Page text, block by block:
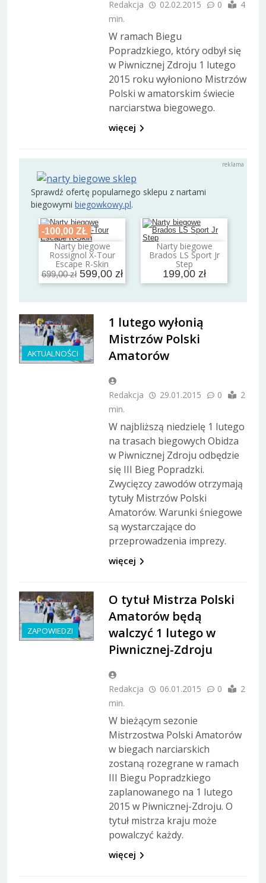
Redakcja 02.02.2015 0
4
min.
W ramach Biegu
Popradzkiego, który odbył się
w Piwnicznej Zdroju 1 lutego
2015 roku wyłoniono Mistrzów
Polski w amatorskim świecie
narciarstwa biegowego.
więcej
Sprawdź ofertę popularnego sklepu z nartami
biegowymi biegowkowy.pl.
-100,00 ZŁ
Narty biegowe
Rossignol X-Tour
Escape R-Skin
699,00 zł 599,00 zł
Dodaj do koszyka Narty biegowe
Brados LS Sport Jr
Step
199,00 zł
Dodaj do koszyka
AKTUALNOŚCI
1 lutego wyłonią
Mistrzów Polski
Amatorów
Redakcja 29.01.2015 0
2
min.
W najbliższą niedzielę 1 lutego
na trasach biegowych Obidza
w Piwnicznej Zdroju odbędzie
się III Bieg Popradzki.
Zwycięzcy zawodów otrzymają
tytuły Mistrzów Polski
Amatorów. Warunki śniegowe
są wystarczające do
przeprowadzenia imprezy.
więcej
ZAPOWIEDZI
O tytuł Mistrza Polski
Amatorów będą
walczyć 1 lutego w
Piwnicznej-Zdroju
Redakcja 06.01.2015 0
2
min.
W bieżącym sezonie
Mistrzostwa Polski Amatorów
w biegach narciarskich
zostaną rozegrane w ramach
III Biegu Popradzkiego
zaplanowanego na 1 lutego
2015 w Piwnicznej-Zdroju. O
tytuł mistrza kraju może
powalczyć każdy.
więcej